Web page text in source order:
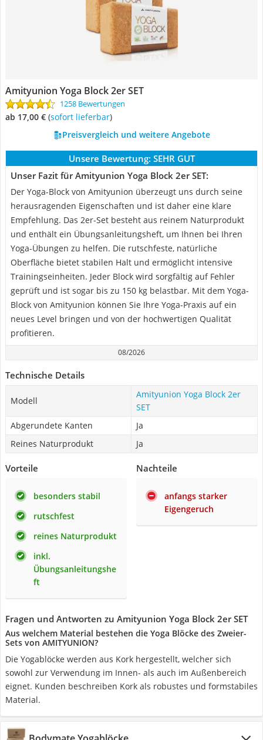
Amityunion Yoga Block 2er SET
1258 Bewertungen
ab 17,00 € ( Sofort lieferbar)
Preisvergleich und weitere Angebote
Unsere Bewertung: SEHR GUT
Unser Fazit für Amityunion Yoga Block 2er SET:
Der Yoga-Block von Amityunion überzeugt uns durch seine
herausragenden Eigenschaften und ist daher eine klare
Empfehlung. Das 2er-Set besteht aus reinem Naturprodukt
und enthält ein Übungsanleitungsheft, um Ihnen bei Ihren
Yoga-Übungen zu helfen. Die rutschfeste, natürliche
Oberfläche bietet stabilen Halt und ermöglicht intensive
Trainingseinheiten. Jeder Block wird sorgfältig auf Fehler
geprüft und ist sogar bis zu 150 kg belastbar. Mit dem Yoga-
Block von Amityunion können Sie Ihre Yoga-Praxis auf ein
neues Level bringen und von der hochwertigen Qualität
profitieren.
08/2026
Technische Details
Modell
Amityunion Yoga Block 2er
SET
Abgerundete Kanten
Ja
Reines Naturprodukt
Ja
Vorteile
besonders stabil
rutschfest
reines Naturprodukt
inkl.
Übungsanleitungshe
ft
Nachteile
anfangs starker
Eigengeruch
Fragen und Antworten zu Amityunion Yoga Block 2er SET
Aus welchem Material bestehen die Yoga Blöcke des Zweier-
Sets von AMITYUNION?
Die Yogablöcke werden aus Kork hergestellt, welcher sich
sowohl zur Verwendung im Innen- als auch im Außenbereich
eignet. Kunden beschreiben Kork als robustes und formstabiles
Material.